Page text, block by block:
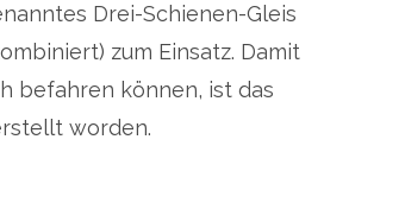
Drei-Schienen-Gleis
zum Einsatz. Damit
befahren können, ist das
worden.